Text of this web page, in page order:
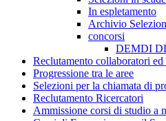
In espletamento
Archivio
concorsi
DEMDI
Reclutamento collaboratori
Progressione tra le aree
Selezioni per la chiamata di
Reclutamento Ricercatori
Ammissione corsi di studio a